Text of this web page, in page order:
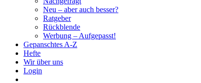
Neu – aber auch besser?
Ratgeber
Rückblende
Werbung – Aufgepasst!
Gepanschtes A-Z
Hefte
Wir über uns
Login